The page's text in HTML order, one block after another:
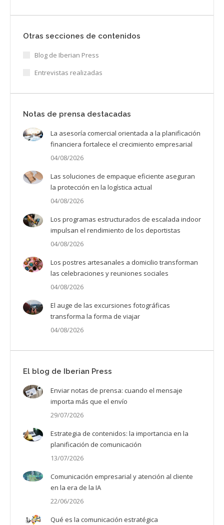
Otras secciones de contenidos
Blog de Iberian Press
Entrevistas realizadas
Notas de prensa destacadas
La asesoría comercial orientada a la planificación
financiera fortalece el crecimiento empresarial
04/08/2026
Las soluciones de empaque eficiente aseguran
la protección en la logística actual
04/08/2026
Los programas estructurados de escalada indoor
impulsan el rendimiento de los deportistas
04/08/2026
Los postres artesanales a domicilio transforman
las celebraciones y reuniones sociales
04/08/2026
El auge de las excursiones fotográficas
transforma la forma de viajar
04/08/2026
El blog de Iberian Press
Enviar notas de prensa: cuando el mensaje
importa más que el envío
29/07/2026
Estrategia de contenidos: la importancia en la
planificación de comunicación
13/07/2026
Comunicación empresarial y atención al cliente
en la era de la IA
22/06/2026
Qué es la comunicación estratégica